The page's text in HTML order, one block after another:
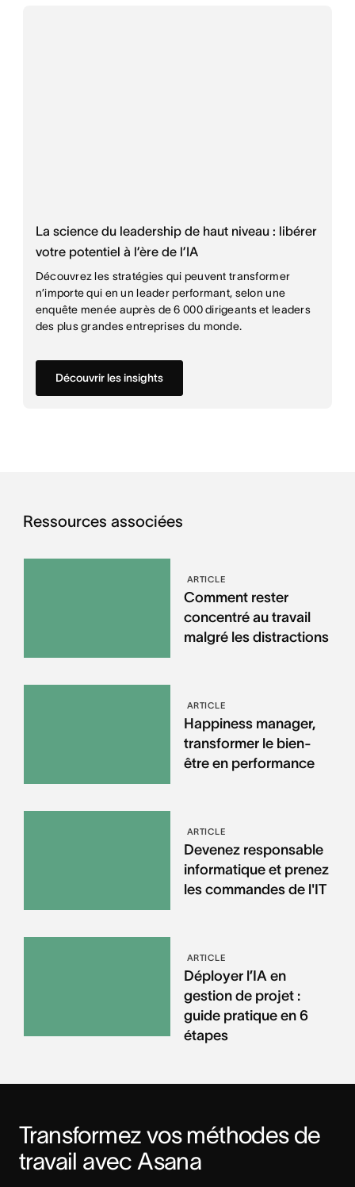
La science du leadership de haut niveau : libérer
votre potentiel à l’ère de l’IA
Découvrez les stratégies qui peuvent transformer
n’importe qui en un leader performant, selon une
enquête menée auprès de 6 000 dirigeants et leaders
des plus grandes entreprises du monde.
Découvrir les insights
Ressources associées
ARTICLE
Comment rester
concentré au travail
malgré les distractions
ARTICLE
Happiness manager,
transformer le bien-
être en performance
ARTICLE
Devenez responsable
informatique et prenez
les commandes de l'IT
ARTICLE
Déployer l’IA en
gestion de projet :
guide pratique en 6
étapes
Transformez vos méthodes de
travail avec Asana